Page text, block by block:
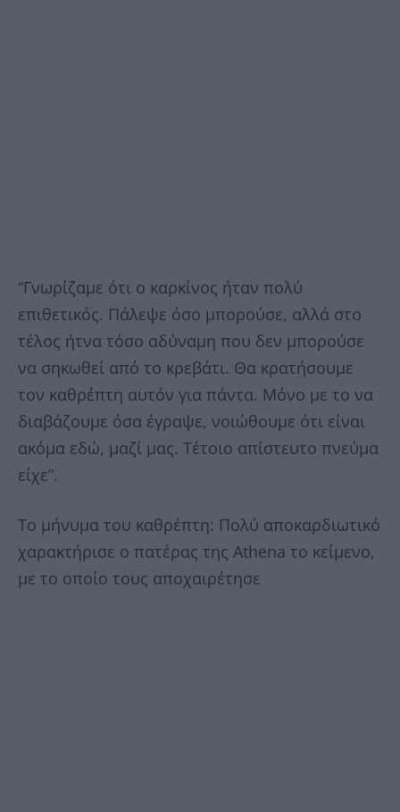
“Γνωρίζαμε ότι ο καρκίνος ήταν πολύ
επιθετικός. Πάλεψε όσο μπορούσε, αλλά στο
τέλος ήτνα τόσο αδύναμη που δεν μπορούσε
να σηκωθεί από το κρεβάτι. Θα κρατήσουμε
τον καθρέπτη αυτόν για πάντα. Μόνο με το να
διαβάζουμε όσα έγραψε, νοιώθουμε ότι είναι
ακόμα εδώ, μαζί μας. Τέτοιο απίστευτο πνεύμα
είχε”.
Το μήνυμα του καθρέπτη: Πολύ αποκαρδιωτικό
χαρακτήρισε ο πατέρας της Athena το κείμενο,
με το οποίο τους αποχαιρέτησε